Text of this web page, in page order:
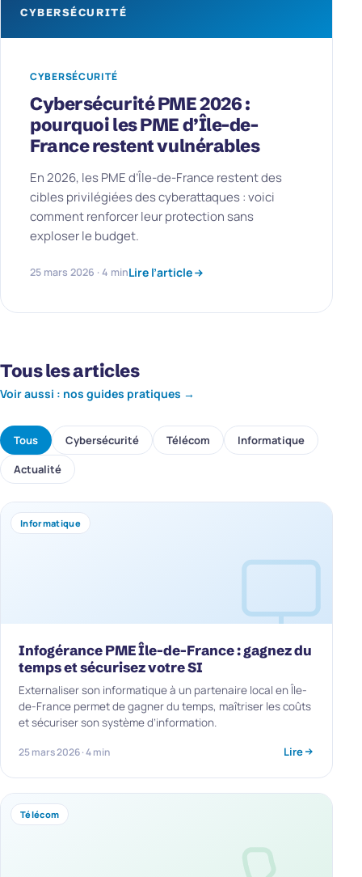
CYBERSÉCURITÉ
CYBERSÉCURITÉ
Cybersécurité PME 2026 :
pourquoi les PME d’Île-de-
France restent vulnérables
En 2026, les PME d’Île-de-France restent des
cibles privilégiées des cyberattaques : voici
comment renforcer leur protection sans
exploser le budget.
25 mars 2026 · 4 minLire l’article
Tous les articles
Voir aussi : nos guides pratiques →
Tous Cybersécurité Télécom
Informatique
Actualité
Informatique
Infogérance PME Île-de-France : gagnez du
temps et sécurisez votre SI
Externaliser son informatique à un partenaire local en Île-
de-France permet de gagner du temps, maîtriser les coûts
et sécuriser son système d’information.
25 mars 2026 · 4 min Lire
Télécom